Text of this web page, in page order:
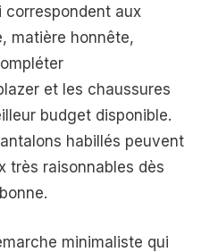
correspondent aux
matière honnête,
et les chaussures
budget disponible.
habillés peuvent
très raisonnables dès
minimaliste qui